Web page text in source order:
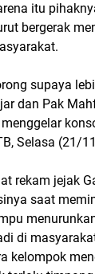
itu
bergerak
supaya
dan Pak
Selasa (21/
rekam jejak
saat
di
kelompok